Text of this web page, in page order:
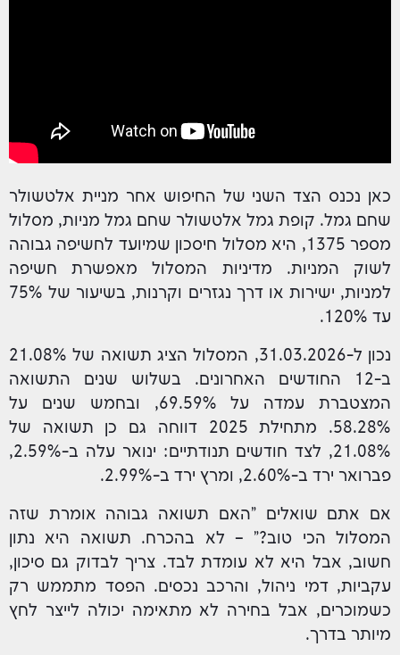
כאן נכנס הצד השני של החיפוש אחר מניית אלטשולר
שחם גמל. קופת גמל אלטשולר שחם גמל מניות, מסלול
מספר 1375, היא מסלול חיסכון שמיועד לחשיפה גבוהה
לשוק המניות. מדיניות המסלול מאפשרת חשיפה
למניות, ישירות או דרך נגזרים וקרנות, בשיעור של 75%
עד 120%.
נכון ל-31.03.2026, המסלול הציג תשואה של 21.08%
ב-12 החודשים האחרונים. בשלוש שנים התשואה
המצטברת עמדה על 69.59%, ובחמש שנים על
58.28%. מתחילת 2025 דווחה גם כן תשואה של
21.08%, לצד חודשים תנודתיים: ינואר עלה ב-2.59%,
פברואר ירד ב-2.60%, ומרץ ירד ב-2.99%.
אם אתם שואלים "האם תשואה גבוהה אומרת שזה
המסלול הכי טוב?" – לא בהכרח. תשואה היא נתון
חשוב, אבל היא לא עומדת לבד. צריך לבדוק גם סיכון,
עקביות, דמי ניהול, והרכב נכסים. הפסד מתממש רק
כשמוכרים, אבל בחירה לא מתאימה יכולה לייצר לחץ
מיותר בדרך.